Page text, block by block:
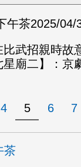
午茶2025/04/
比武招親時故
廟二】：京
4 5 6 7
茶